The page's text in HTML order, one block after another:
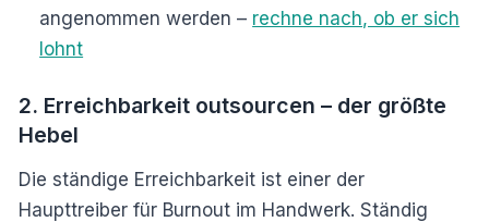
angenommen werden – rechne nach, ob er sich
lohnt
2. Erreichbarkeit outsourcen – der größte
Hebel
Die ständige Erreichbarkeit ist einer der
Haupttreiber für Burnout im Handwerk. Ständig